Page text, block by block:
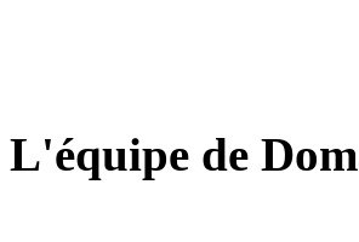
L'équipe de